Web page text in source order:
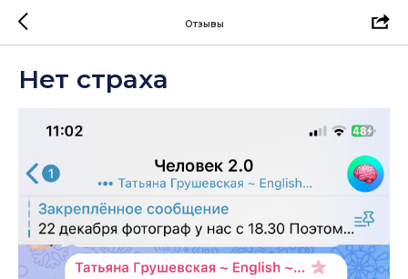
Отзывы
Нет страха